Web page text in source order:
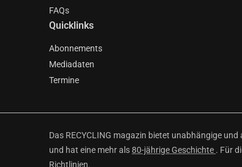
FAQs
Quicklinks
Abonnements
Mediadaten
Termine
Das RECYCLING magazin bietet unabhängige
und hat eine mehr als80-jährige Geschichte . Für
Richtlinien.